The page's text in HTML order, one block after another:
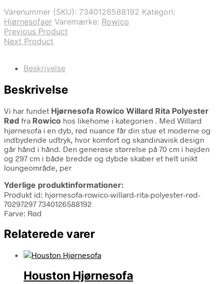
Varenummer (SKU): 7340126588192 Kategori:
Hjørnesofaer Varemærke: Rowico
Previous Product
Next Product
Beskrivelse
Beskrivelse
Vi har fundet Hjørnesofa Rowico Willard Rita Polyester
Rød fra Rowico hos likehome i kategorien . Med Willard
hjørnesofa i en dyb, rød nuance får din stue et moderne og
indbydende udtryk, hvor komfort og skandinavisk design
går hånd i hånd. Den generøse størrelse på 70 cm i højden
og 297 cm i både bredde og dybde skaber et helt unikt
loungeområde, per
Yderlige produktinformationer:
Produkt id: hjørnesofa-rowico-willard-rita-polyester-rød-
70297297 7340126588192
Farve: Rød
Relaterede varer
Houston Hjørnesofa